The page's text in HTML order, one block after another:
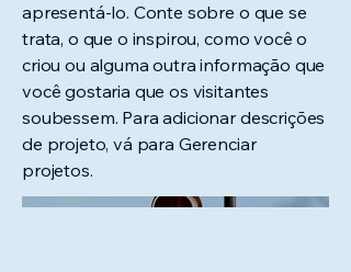
apresentá-lo. Conte sobre o que se
trata, o que o inspirou, como você o
criou ou alguma outra informação que
você gostaria que os visitantes
soubessem. Para adicionar descrições
de projeto, vá para Gerenciar
projetos.